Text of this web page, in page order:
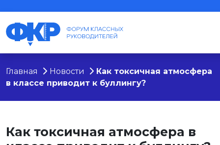
Главная Новости
Как токсичная атмосфера
в классе приводит к буллингу?
Как токсичная атмосфера в